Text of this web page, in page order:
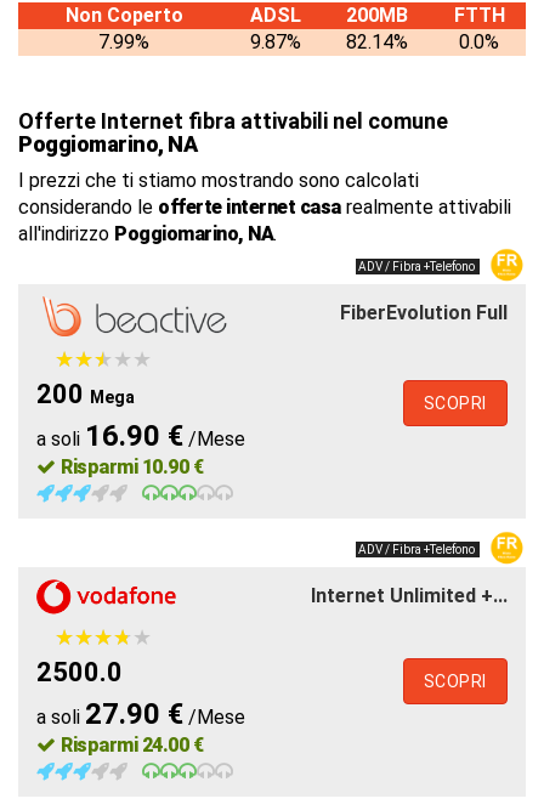
Non Coperto ADSL 200MB
FTTH
7.99%
9.87% 82.14% 0.0%
Offerte Internet fibra attivabili nel comune
Poggiomarino, NA
I prezzi che ti stiamo mostrando sono calcolati
considerando le offerte internet casarealmente attivabili
all'indirizzo Poggiomarino, NA.
ADV / Fibra +Telefono
FiberEvolution Full
★★★★★
★★★★★
200 Mega
a soli 16.90 € /Mese
Risparmi 10.90 €
SCOPRI
ADV / Fibra +Telefono
Internet Unlimited +...
★★★★★
★★★★★
2500.0
a soli 27.90 € /Mese
Risparmi 24.00 €
SCOPRI